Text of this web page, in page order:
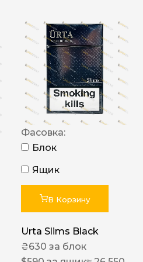
Фасовка:
Блок
Ящик
В Корзину
Urta Slims Black
₴630 за блок